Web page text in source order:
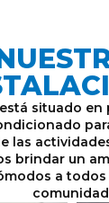
situado en
las
brindar un
a